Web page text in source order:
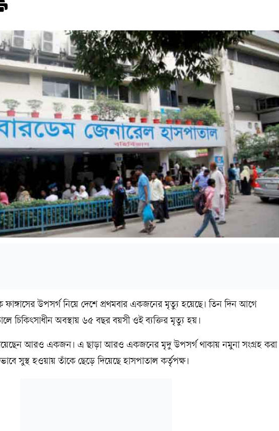
ফাঙ্গাসের উপসর্গ নিয়ে দেশে প্রথমবার একজনের মৃত্যু হয়েছে। তিন দিন আগে
চিকিৎসাধীন অবস্থায় ৬৫ বছর বয়সী ওই ব্যক্তির মৃত্যু হয়।
রয়েছেন আরও একজন। এ ছাড়া আরও একজনের মৃদু উপসর্গ থাকায় নমুনা সংগ্রহ করা
সুস্থ হওয়ায় তাঁকে ছেড়ে দিয়েছে হাসপাতাল কর্তৃপক্ষ।